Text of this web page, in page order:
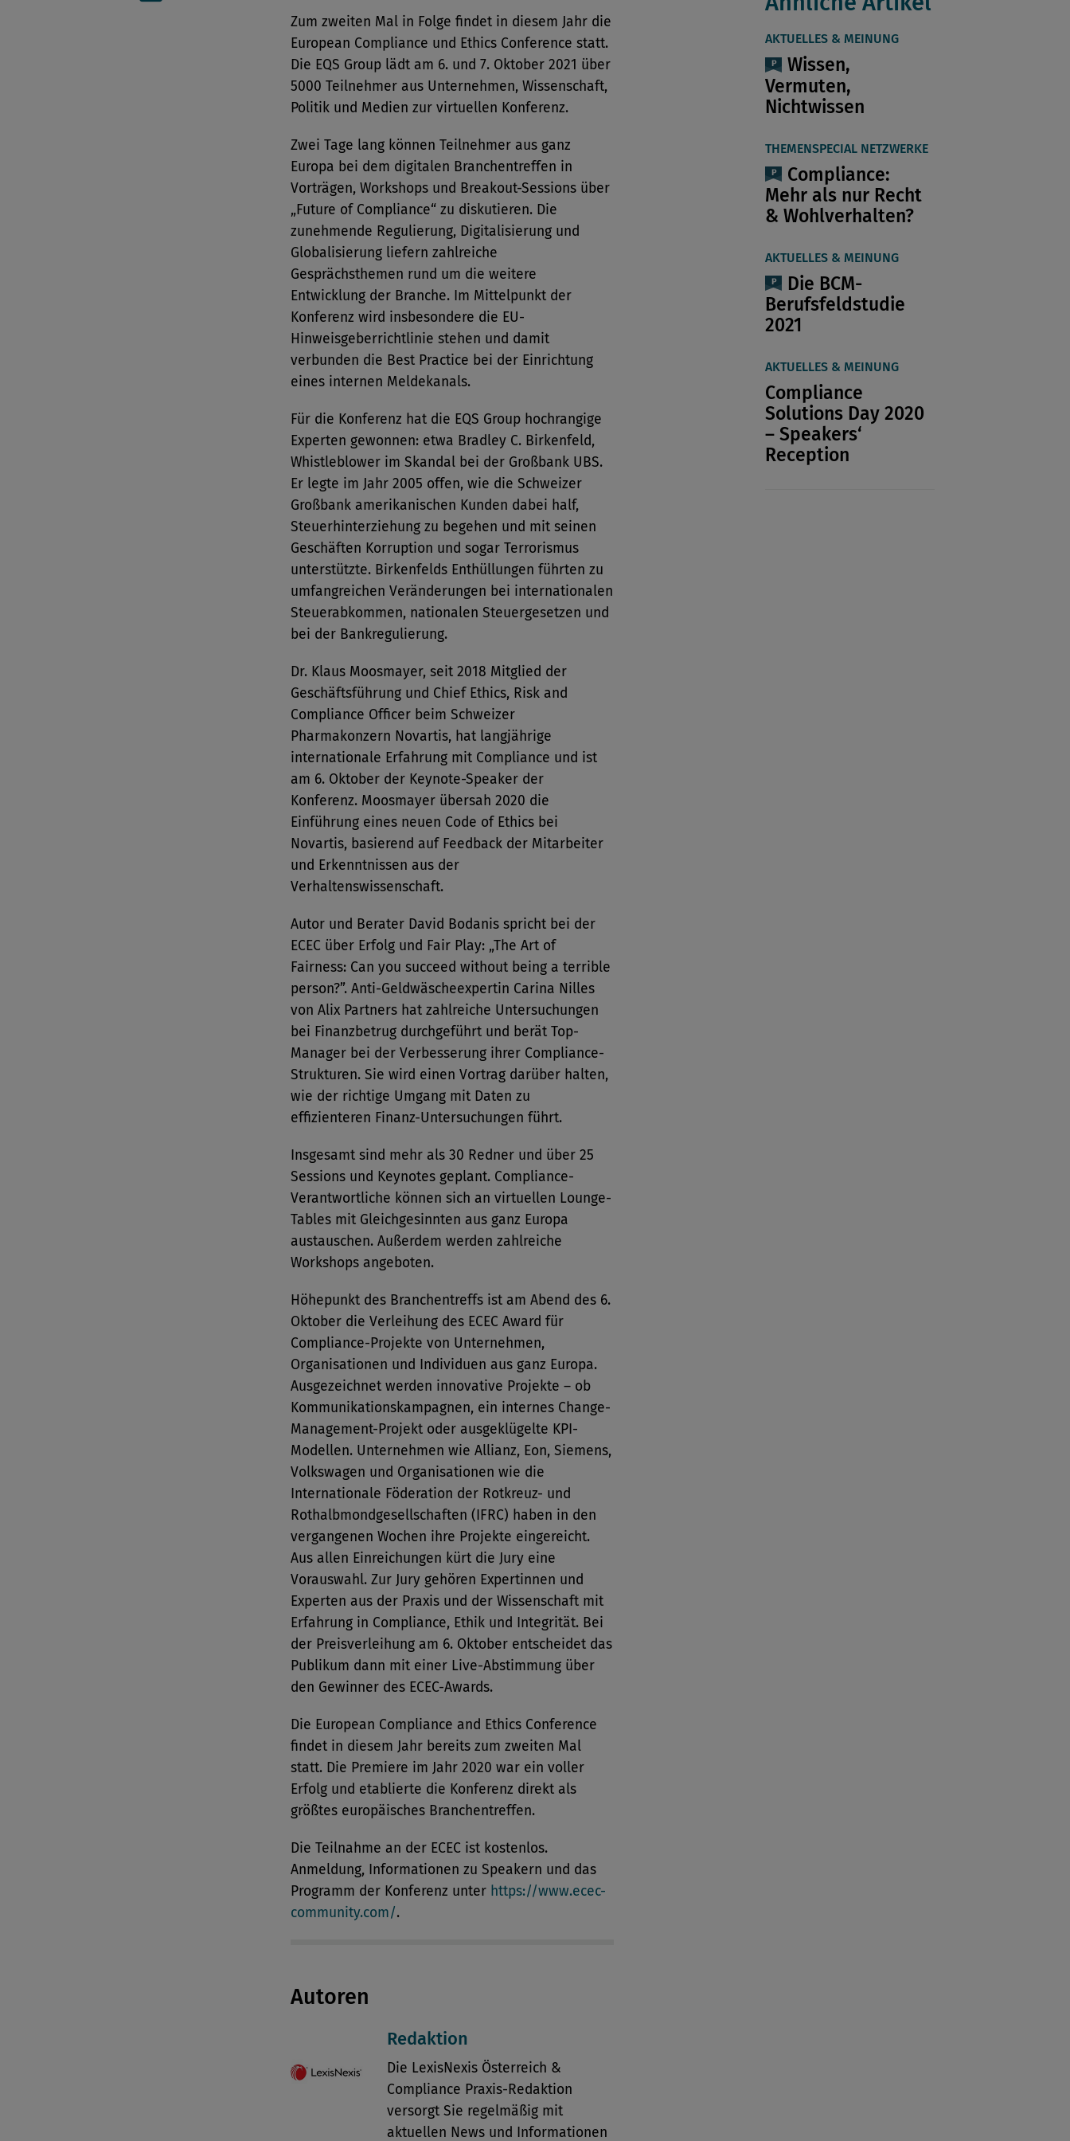
Artikel per Mail teilenZum zweiten Mal in Folge findet in diesem Jahr die
European Compliance und Ethics Conference statt.
Die EQS Group lädt am 6. und 7. Oktober 2021 über
5000 Teilnehmer aus Unternehmen, Wissenschaft,
Politik und Medien zur virtuellen Konferenz.
Zwei Tage lang können Teilnehmer aus ganz
Europa bei dem digitalen Branchentreffen in
Vorträgen, Workshops und Breakout-Sessions über
„Future of Compliance“ zu diskutieren. Die
zunehmende Regulierung, Digitalisierung und
Globalisierung liefern zahlreiche
Gesprächsthemen rund um die weitere
Entwicklung der Branche. Im Mittelpunkt der
Konferenz wird insbesondere die EU-
Hinweisgeberrichtlinie stehen und damit
verbunden die Best Practice bei der Einrichtung
eines internen Meldekanals.
Für die Konferenz hat die EQS Group hochrangige
Experten gewonnen: etwa Bradley C. Birkenfeld,
Whistleblower im Skandal bei der Großbank UBS.
Er legte im Jahr 2005 offen, wie die Schweizer
Großbank amerikanischen Kunden dabei half,
Steuerhinterziehung zu begehen und mit seinen
Geschäften Korruption und sogar Terrorismus
unterstützte. Birkenfelds Enthüllungen führten zu
umfangreichen Veränderungen bei internationalen
Steuerabkommen, nationalen Steuergesetzen und
bei der Bankregulierung.
Dr. Klaus Moosmayer, seit 2018 Mitglied der
Geschäftsführung und Chief Ethics, Risk and
Compliance Officer beim Schweizer
Pharmakonzern Novartis, hat langjährige
internationale Erfahrung mit Compliance und ist
am 6. Oktober der Keynote-Speaker der
Konferenz. Moosmayer übersah 2020 die
Einführung eines neuen Code of Ethics bei
Novartis, basierend auf Feedback der Mitarbeiter
und Erkenntnissen aus der
Verhaltenswissenschaft.
Autor und Berater David Bodanis spricht bei der
ECEC über Erfolg und Fair Play: „The Art of
Fairness: Can you succeed without being a terrible
person?”. Anti-Geldwäscheexpertin Carina Nilles
von Alix Partners hat zahlreiche Untersuchungen
bei Finanzbetrug durchgeführt und berät Top-
Manager bei der Verbesserung ihrer Compliance-
Strukturen. Sie wird einen Vortrag darüber halten,
wie der richtige Umgang mit Daten zu
effizienteren Finanz-Untersuchungen führt.
Insgesamt sind mehr als 30 Redner und über 25
Sessions und Keynotes geplant. Compliance-
Verantwortliche können sich an virtuellen Lounge-
Tables mit Gleichgesinnten aus ganz Europa
austauschen. Außerdem werden zahlreiche
Workshops angeboten.
Höhepunkt des Branchentreffs ist am Abend des 6.
Oktober die Verleihung des ECEC Award für
Compliance-Projekte von Unternehmen,
Organisationen und Individuen aus ganz Europa.
Ausgezeichnet werden innovative Projekte – ob
Kommunikationskampagnen, ein internes Change-
Management-Projekt oder ausgeklügelte KPI-
Modellen. Unternehmen wie Allianz, Eon, Siemens,
Volkswagen und Organisationen wie die
Internationale Föderation der Rotkreuz- und
Rothalbmondgesellschaften (IFRC) haben in den
vergangenen Wochen ihre Projekte eingereicht.
Aus allen Einreichungen kürt die Jury eine
Vorauswahl. Zur Jury gehören Expertinnen und
Experten aus der Praxis und der Wissenschaft mit
Erfahrung in Compliance, Ethik und Integrität. Bei
der Preisverleihung am 6. Oktober entscheidet das
Publikum dann mit einer Live-Abstimmung über
den Gewinner des ECEC-Awards.
Die European Compliance and Ethics Conference
findet in diesem Jahr bereits zum zweiten Mal
statt. Die Premiere im Jahr 2020 war ein voller
Erfolg und etablierte die Konferenz direkt als
größtes europäisches Branchentreffen.
Die Teilnahme an der ECEC ist kostenlos.
Anmeldung, Informationen zu Speakern und das
Programm der Konferenz unter https://www.ecec-
community.com/.
Autoren
Redaktion
Die LexisNexis Österreich &
Compliance Praxis-Redaktion
versorgt Sie regelmäßig mit
aktuellen News und Informationen
AKTUELLES & MEINUNG
Wissen,
Vermuten,
Nichtwissen
THEMENSPECIAL NETZWERKE
Compliance:
Mehr als nur Recht
& Wohlverhalten?
AKTUELLES & MEINUNG
Die BCM-
Berufsfeldstudie
2021
AKTUELLES & MEINUNG
Compliance
Solutions Day 2020
– Speakers‘
Reception